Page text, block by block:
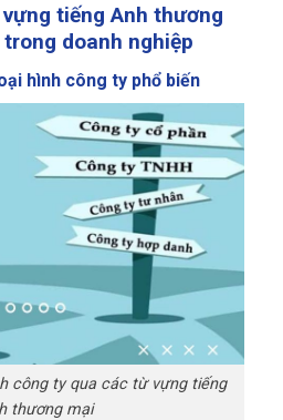
tiếng Anh thương
doanh nghiệp
hình công ty phổ biến
công ty qua các từ vựng tiếng
thương mại